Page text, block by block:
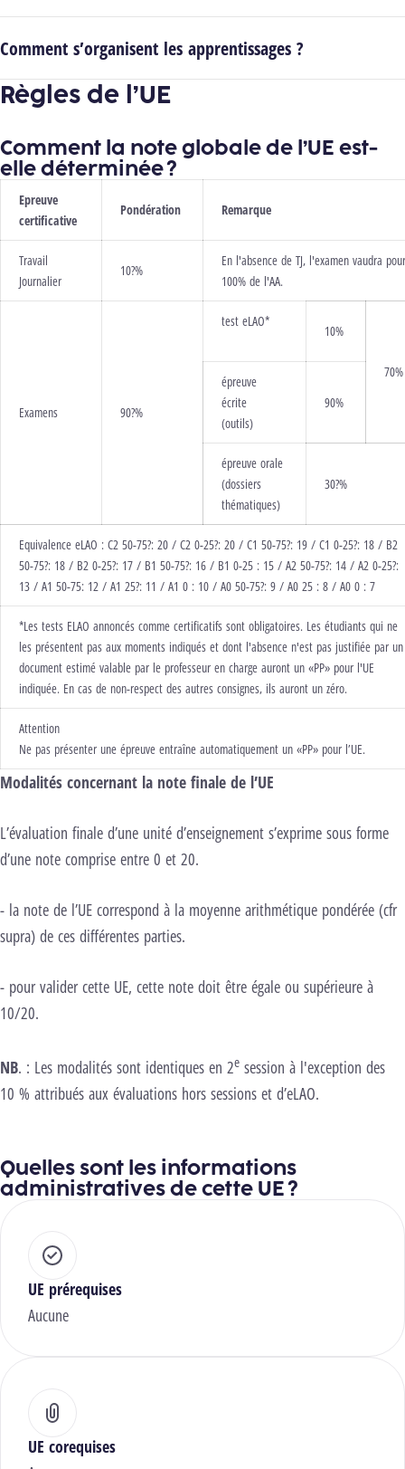
Comment s’organisent les apprentissages ?
Règles de l’UE
Comment la note globale de l’UE est-
elle déterminée ?
Epreuve
certificative
Pondération Remarque
Travail
Journalier
10?%
En l'absence de TJ, l'examen vaudra pour
100% de l'AA.
Examens 90?%
test eLAO*
10%
70%
épreuve
écrite
(outils)
90%
épreuve orale
(dossiers
thématiques)
30?%
Equivalence eLAO : C2 50-75?: 20 / C2 0-25?: 20 / C1 50-75?: 19 / C1 0-25?: 18 / B2
50-75?: 18 / B2 0-25?: 17 / B1 50-75?: 16 / B1 0-25 : 15 / A2 50-75?: 14 / A2 0-25?:
13 / A1 50-75: 12 / A1 25?: 11 / A1 0 : 10 / A0 50-75?: 9 / A0 25 : 8 / A0 0 : 7
*Les tests ELAO annoncés comme certificatifs sont obligatoires. Les étudiants qui ne
les présentent pas aux moments indiqués et dont l'absence n'est pas justifiée par un
document estimé valable par le professeur en charge auront un «PP» pour l'UE
indiquée. En cas de non-respect des autres consignes, ils auront un zéro.
Attention
Ne pas présenter une épreuve entraîne automatiquement un «PP» pour l’UE.
Modalités concernant la note finale de l’UE
L’évaluation finale d’une unité d’enseignement s’exprime sous forme
d’une note comprise entre 0 et 20.
- la note de l’UE correspond à la moyenne arithmétique pondérée (cfr
supra) de ces différentes parties.
- pour valider cette UE, cette note doit être égale ou supérieure à
10/20.
NB. : Les modalités sont identiques en 2e session à l'exception des
10 % attribués aux évaluations hors sessions et d’eLAO.
Quelles sont les informations
administratives de cette UE ?
UE prérequises
Aucune
UE corequises